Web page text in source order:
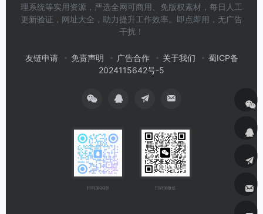
理系统等实用资源，严选全网可商用、免版权素材，每日人工
更新验证，网址大全，助力提升工作效率。即点即用，无广告
干扰！
友链申请 免责声明 广告合作 关于我们
蜀ICP备
2024115642号-5
扫码加QQ群 扫码加微信